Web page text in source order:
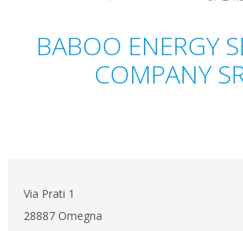
BABOO ENERGY
COMPANY
Via Prati 1
28887 Omegna